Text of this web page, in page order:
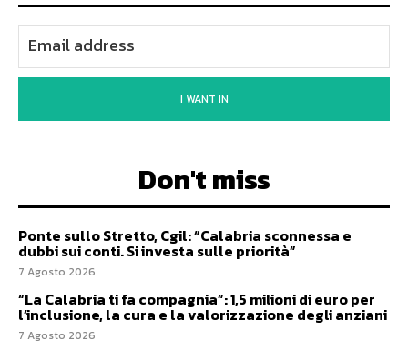
I WANT IN
Don't miss
Ponte sullo Stretto, Cgil: “Calabria sconnessa e
dubbi sui conti. Si investa sulle priorità”
7 Agosto 2026
“La Calabria ti fa compagnia”: 1,5 milioni di euro per
l’inclusione, la cura e la valorizzazione degli anziani
7 Agosto 2026